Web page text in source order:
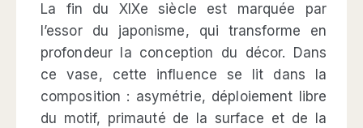
La fin du XIXe siècle est marquée par
l’essor du japonisme, qui transforme en
profondeur la conception du décor. Dans
ce vase, cette influence se lit dans la
composition : asymétrie, déploiement libre
du motif, primauté de la surface et de la